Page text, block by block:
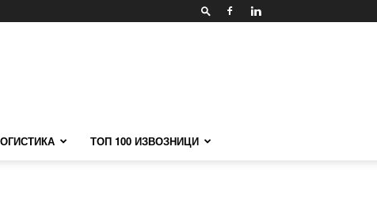
ТОП 100 ИЗВОЗНИЦИ